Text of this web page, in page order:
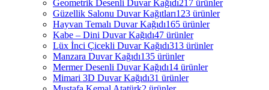
Geometrik Desenli Duvar Kağıdı217 ürünler
Güzellik Salonu Duvar Kağıtları123 ürünler
Hayvan Temalı Duvar Kağıdı165 ürünler
Kabe – Dini Duvar Kağıdı47 ürünler
Lüx İnci Çicekli Duvar Kağıdı313 ürünler
Manzara Duvar Kağıdı135 ürünler
Mermer Desenli Duvar Kağıdı14 ürünler
Mimari 3D Duvar Kağıdı31 ürünler